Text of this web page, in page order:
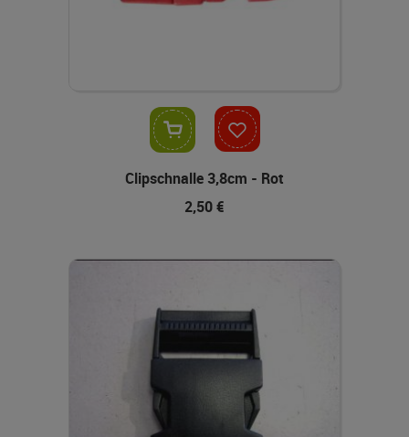
Clipschnalle 3,8cm - Rot
2,50 €